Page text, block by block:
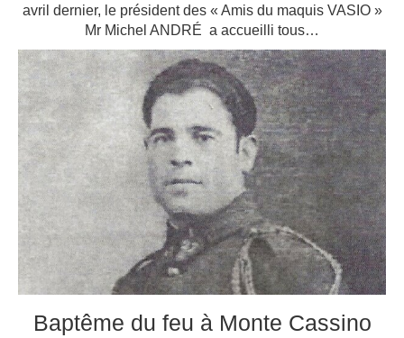
avril dernier, le président des « Amis du maquis VASIO »
Mr Michel ANDRÉ a accueilli tous…
Baptême du feu à Monte Cassino